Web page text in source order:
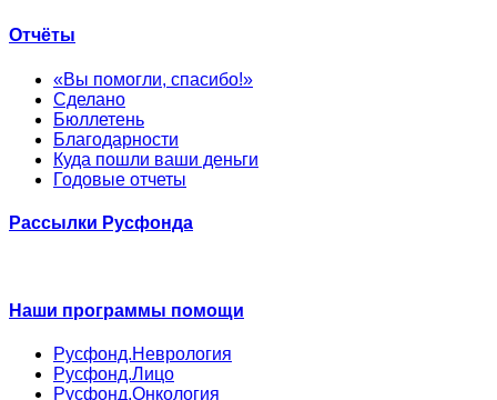
Отчёты
«Вы помогли, спасибо!»
Сделано
Бюллетень
Благодарности
Куда пошли ваши деньги
Годовые отчеты
Рассылки Русфонда
Наши программы помощи
Русфонд.Неврология
Русфонд.Лицо
Русфонд.Онкология